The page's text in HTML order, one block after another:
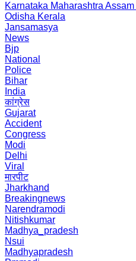
Karnataka Maharashtra Assam
Odisha Kerala
Jansamasya
News
Bjp
National
Police
Bihar
India
कांग्रेस
Gujarat
Accident
Congress
Modi
Delhi
Viral
मारपीट
Jharkhand
Breakingnews
Narendramodi
Nitishkumar
Madhya_pradesh
Nsui
Madhyapradesh